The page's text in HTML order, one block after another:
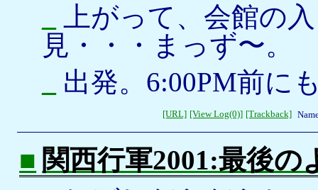
上がって、会館の
見・・・まっず〜。
出発。6:00PM前に
[URL] [View Log(0)] [Trackback]
■ 関西行軍2001:最後の